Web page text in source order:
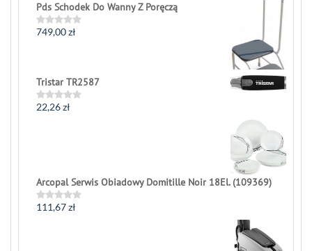
out
of
5
Pds Schodek Do Wanny Z Poręczą
Rated
749,00zł
Tristar TR2587
Rated
22,26zł
Arcopal Serwis Obiadowy Domitille Noir 18El. (109369)
Rated
111,67zł